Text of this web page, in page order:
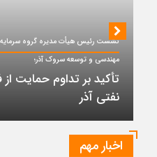
بحران ناترازی
اصلاح ساختار
2 روز قبل
قیمت نفت در بازار جهانی
4 روز قبل
تابان فردا یک گام تا عرضه
درج شد
4 روز قبل
نشست رئیس هیأت مدیره گروه
مهندسی و توسعه سروک آذر؛
تأکید بر تداوم حمایت
نفتی آذر
اخبار مهم